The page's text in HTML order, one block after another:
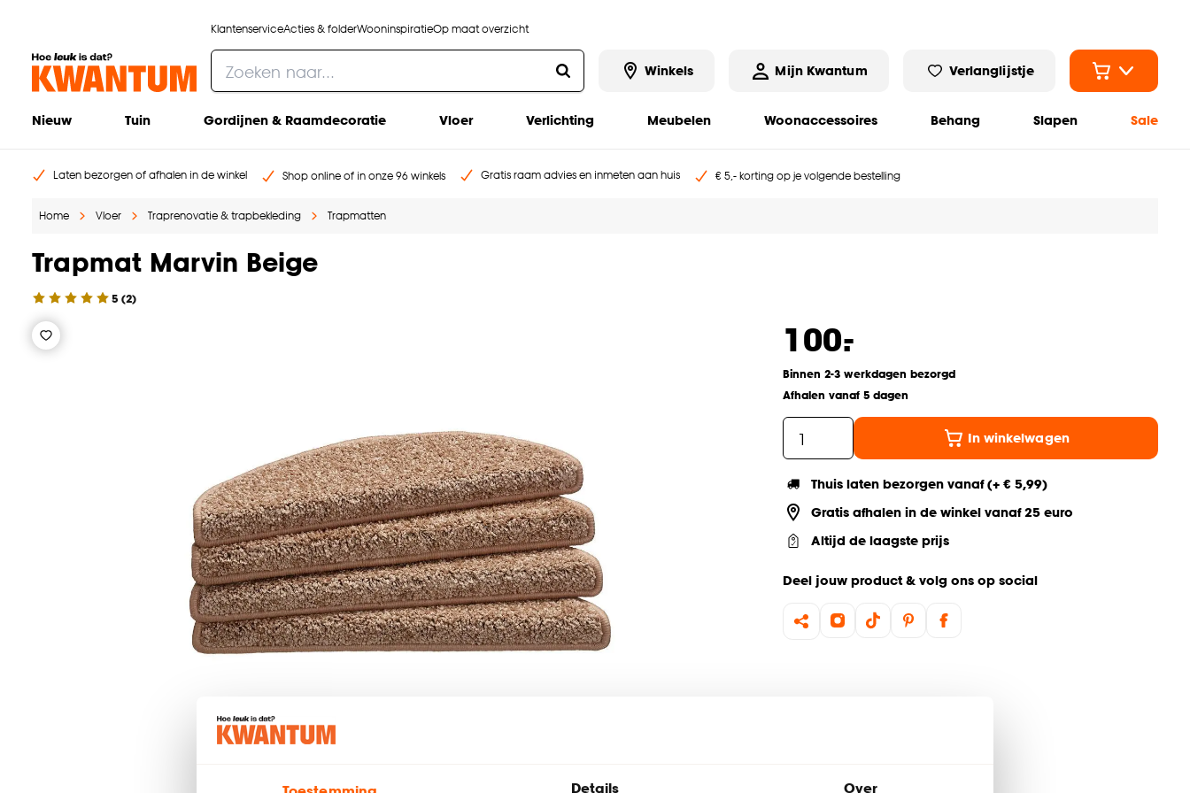
Details Over
KlantenserviceActies & folderWooninspiratieOp maat overzicht
Winkels Mijn Kwantum Verlanglijstje
Nieuw Tuin Gordijnen & Raamdecoratie Vloer Verlichting Meubelen Woonaccessoires Behang Slapen Sale
Laten bezorgen of afhalen in de winkel Shop online of in onze 96 winkels Gratis raam advies en inmeten aan huis € 5,- korting op je volgende bestelling
Home Vloer Traprenovatie & trapbekleding Trapmatten
Trapmat Marvin Beige
5 (2)
100.
-
Binnen 2-3 werkdagen bezorgd
Afhalen vanaf 5 dagen
In winkelwagen
Thuis laten bezorgen vanaf (+ € 5,99)
Gratis afhalen in de winkel vanaf 25 euro
Altijd de laagste prijs
Deel jouw product & volg ons op social